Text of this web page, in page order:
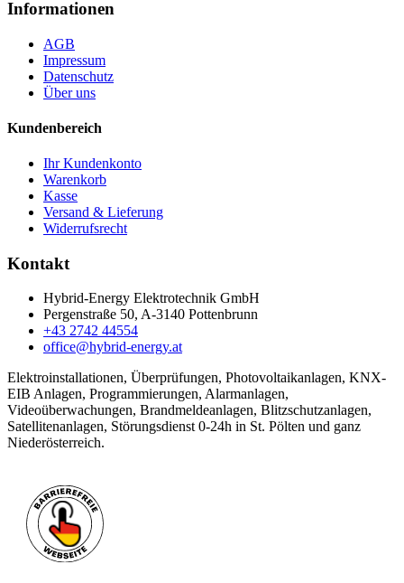
Informationen
AGB
Impressum
Datenschutz
Über uns
Kundenbereich
Ihr Kundenkonto
Warenkorb
Kasse
Versand & Lieferung
Widerrufsrecht
Kontakt
Hybrid-Energy Elektrotechnik GmbH
Pergenstraße 50, A-3140 Pottenbrunn
+43 2742 44554
office@hybrid-energy.at
Elektroinstallationen, Überprüfungen, Photovoltaikanlagen, KNX-
EIB Anlagen, Programmierungen, Alarmanlagen,
Videoüberwachungen, Brandmeldeanlagen, Blitzschutzanlagen,
Satellitenanlagen, Störungsdienst 0-24h in St. Pölten und ganz
Niederösterreich.